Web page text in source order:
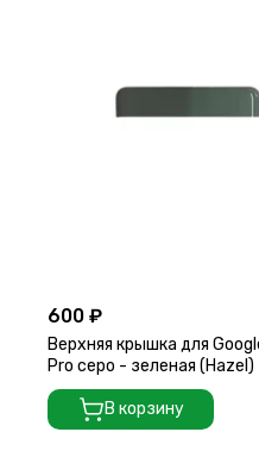
600 ₽
Верхняя крышка для
Pro серо - зеленая (Hazel)
В корзину